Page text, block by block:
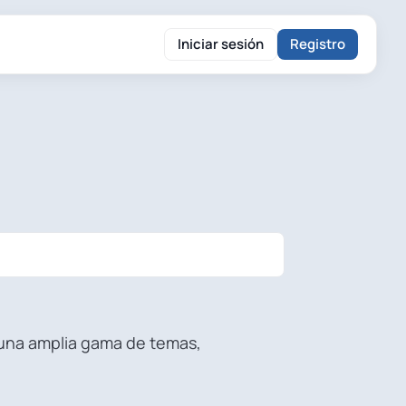
Iniciar sesión Registro
amplia gama de temas,